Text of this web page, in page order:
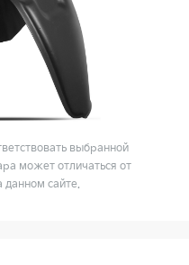
выбранной
может отличаться от
данном сайте.